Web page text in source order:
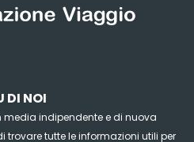
DI NOI
media indipendente e di nuova
trovare tutte le informazioni utili per